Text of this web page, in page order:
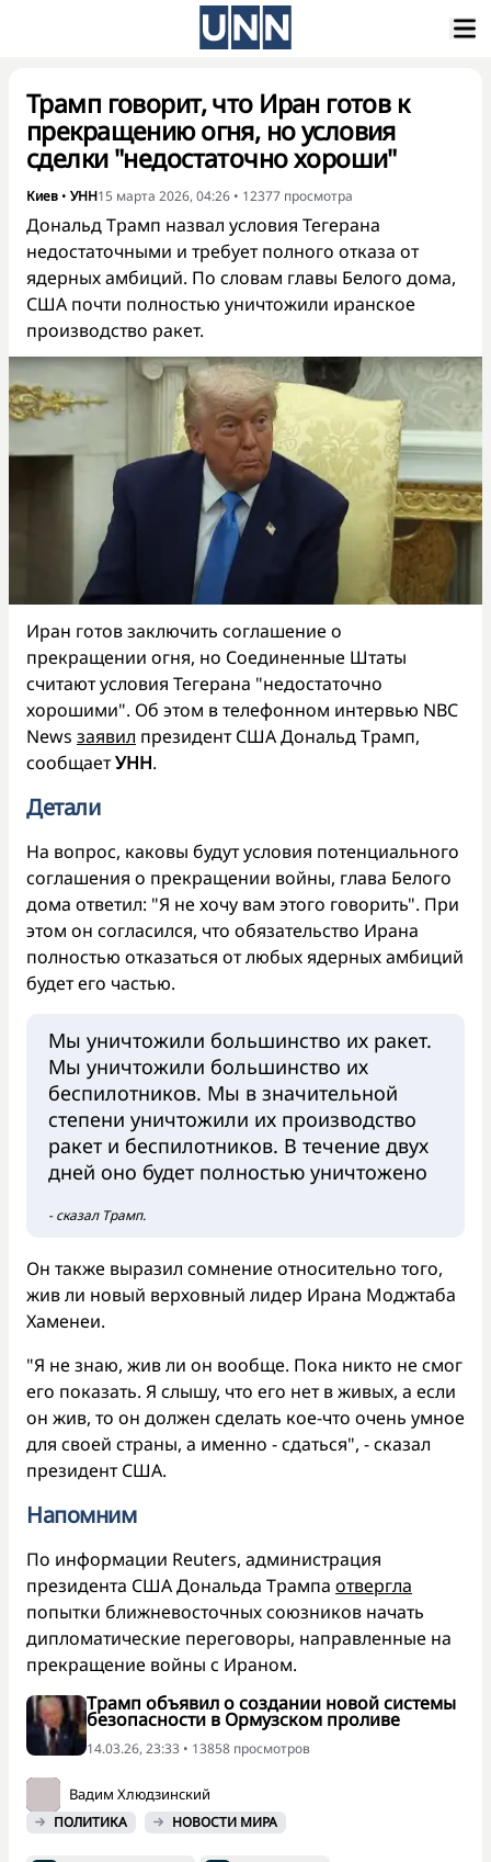
Трамп говорит, что Иран готов к
прекращению огня, но условия
сделки "недостаточно хороши"
Киев • УНН15 марта 2026, 04:26 • 12377 просмотра
Дональд Трамп назвал условия Тегерана
недостаточными и требует полного отказа от
ядерных амбиций. По словам главы Белого дома,
США почти полностью уничтожили иранское
производство ракет.
Иран готов заключить соглашение о
прекращении огня, но Соединенные Штаты
считают условия Тегерана "недостаточно
хорошими". Об этом в телефонном интервью NBC
News заявил президент США Дональд Трамп,
сообщаетУНН.
Детали
На вопрос, каковы будут условия потенциального
соглашения о прекращении войны, глава Белого
дома ответил: "Я не хочу вам этого говорить". При
этом он согласился, что обязательство Ирана
полностью отказаться от любых ядерных амбиций
будет его частью.
Мы уничтожили большинство их ракет.
Мы уничтожили большинство их
беспилотников. Мы в значительной
степени уничтожили их производство
ракет и беспилотников. В течение двух
дней оно будет полностью уничтожено
- сказал Трамп.
Он также выразил сомнение относительно того,
жив ли новый верховный лидер Ирана Моджтаба
Хаменеи.
"Я не знаю, жив ли он вообще. Пока никто не смог
его показать. Я слышу, что его нет в живых, а если
он жив, то он должен сделать кое-что очень умное
для своей страны, а именно - сдаться", - сказал
президент США.
Напомним
По информации Reuters, администрация
президента США Дональда Трампа отвергла
попытки ближневосточных союзников начать
дипломатические переговоры, направленные на
прекращение войны с Ираном.
Трамп объявил о создании новой системы
безопасности в Ормузском проливе
14.03.26, 23:33 • 13858 просмотров
Вадим Хлюдзинский
ПОЛИТИКА НОВОСТИ МИРА